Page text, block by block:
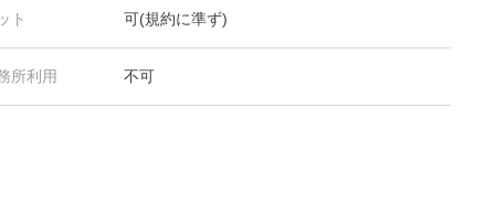
ト 可(規約に準ず)
所利用 不可